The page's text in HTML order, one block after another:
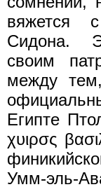
вяжется
Сидона.
своим
между
Египте
χυιρσς
Умм-эль-